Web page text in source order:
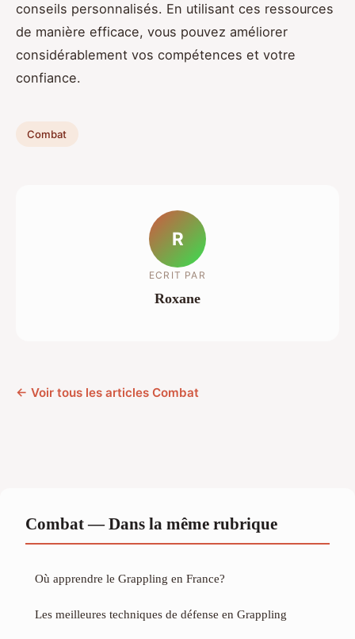
conseils personnalisés. En utilisant ces ressources
de manière efficace, vous pouvez améliorer
considérablement vos compétences et votre
confiance.
Combat
R
ECRIT PAR
Roxane
← Voir tous les articles Combat
Combat — Dans la même rubrique
Où apprendre le Grappling en France?
Les meilleures techniques de défense en Grappling